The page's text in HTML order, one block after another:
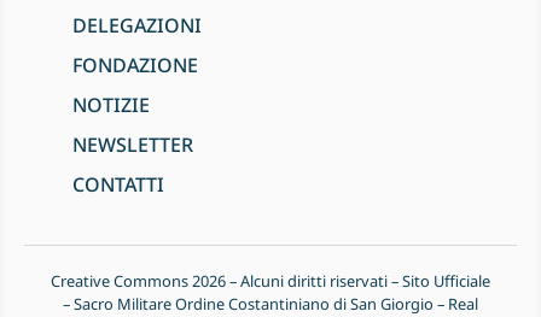
DELEGAZIONI
FONDAZIONE
NOTIZIE
NEWSLETTER
CONTATTI
Creative Commons 2026 – Alcuni diritti riservati – Sito Ufficiale
– Sacro Militare Ordine Costantiniano di San Giorgio – Real